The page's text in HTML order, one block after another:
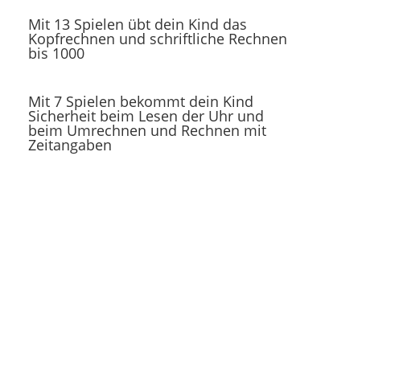
Mit 13 Spielen übt dein Kind das
Kopfrechnen und schriftliche Rechnen
bis 1000
Mit 7 Spielen bekommt dein Kind
Sicherheit beim Lesen der Uhr und
beim Umrechnen und Rechnen mit
Zeitangaben